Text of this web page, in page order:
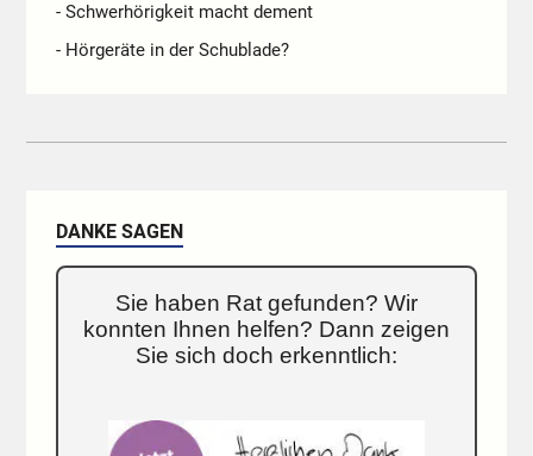
- Schwerhörigkeit macht dement
- Hörgeräte in der Schublade?
DANKE SAGEN
Sie haben Rat gefunden? Wir
konnten Ihnen helfen? Dann zeigen
Sie sich doch erkenntlich: